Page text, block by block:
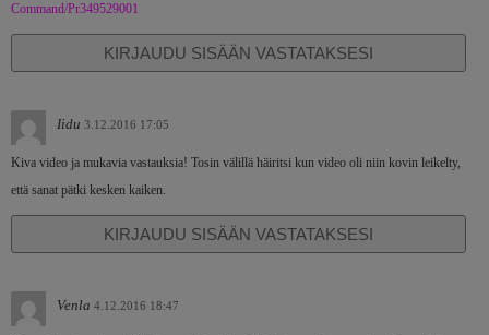
Command/Pr349529001
KIRJAUDU SISÄÄN VASTATAKSESI
Iidu 3.12.2016 17:05
Kiva video ja mukavia vastauksia! Tosin välillä häiritsi kun video oli niin kovin leikelty,
että sanat pätki kesken kaiken.
KIRJAUDU SISÄÄN VASTATAKSESI
Venla 4.12.2016 18:47